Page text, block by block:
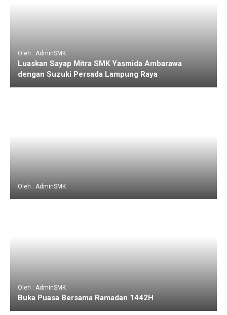
Oleh : AdminSMK
Luaskan Sayap Mitra SMK Yasmida Ambarawa
dengan Suzuki Persada Lampung Raya
Oleh : AdminSMK
Oleh : AdminSMK
Buka Puasa Bersama Ramadan 1442H